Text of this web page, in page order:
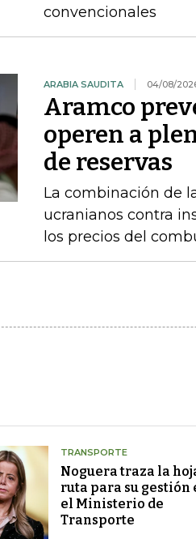
convencionales
ARABIA SAUDITA 04/08/
Aramco
operen a
de reservas
La combinación de
ucranianos contra
los precios del
TRANSPORTE
Noguera traza la
ruta para su gestión
el Ministerio de
Transporte